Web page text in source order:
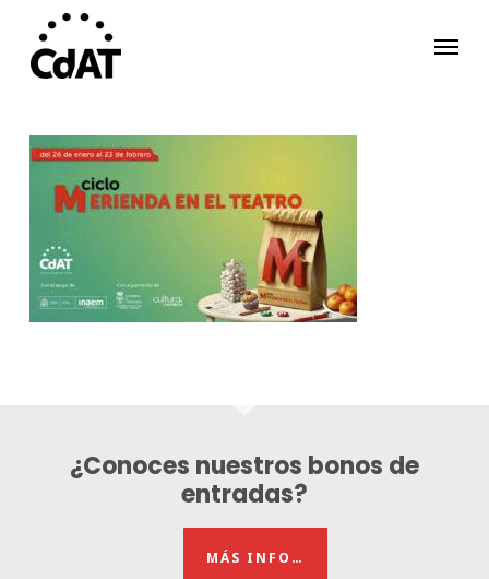
main
Menu
¿Conoces nuestros bonos de
entradas?
MÁS INFO…